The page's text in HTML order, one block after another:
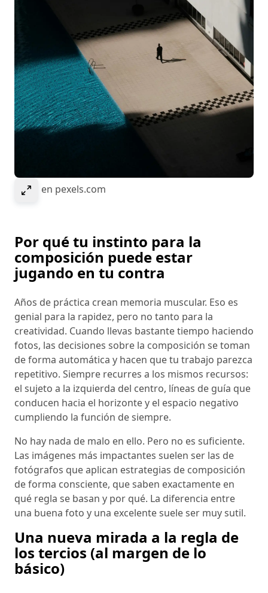
Select to expand image
© NH en pexels.com
Por qué tu instinto para la
composición puede estar
jugando en tu contra
Años de práctica crean memoria muscular. Eso es
genial para la rapidez, pero no tanto para la
creatividad. Cuando llevas bastante tiempo haciendo
fotos, las decisiones sobre la composición se toman
de forma automática y hacen que tu trabajo parezca
repetitivo. Siempre recurres a los mismos recursos:
el sujeto a la izquierda del centro, líneas de guía que
conducen hacia el horizonte y el espacio negativo
cumpliendo la función de siempre.
No hay nada de malo en ello. Pero no es suficiente.
Las imágenes más impactantes suelen ser las de
fotógrafos que aplican estrategias de composición
de forma consciente, que saben exactamente en
qué regla se basan y por qué. La diferencia entre
una buena foto y una excelente suele ser muy sutil.
Una nueva mirada a la regla de
los tercios (al margen de lo
básico)